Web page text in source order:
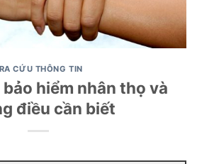
CỨU THÔNG TIN
bảo hiểm nhân thọ và
điều cần biết